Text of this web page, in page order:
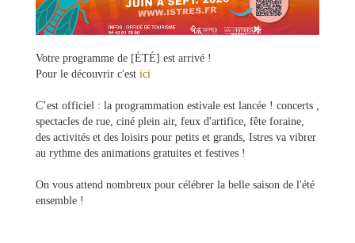
Ma
mairie
Mes
Votre programme de [ÉTÉ] est arrivé !
Pour le découvrir c'est ici
C’est officiel : la programmation estivale est lancée ! concerts ,
spectacles de rue, ciné plein air, feux d'artifice, fête foraine,
des activités et des loisirs pour petits et grands, Istres va vibrer
au rythme des animations gratuites et festives !
On vous attend nombreux pour célébrer la belle saison de l'été
ensemble !